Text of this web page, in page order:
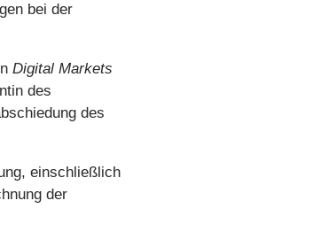
bei der
Digital Markets
des
des
einschließlich
der